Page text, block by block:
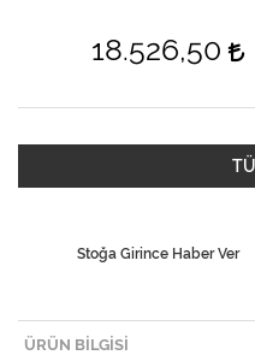
18.526,50
Stoğa Girince Haber Ver
ÜRÜN BILGISI